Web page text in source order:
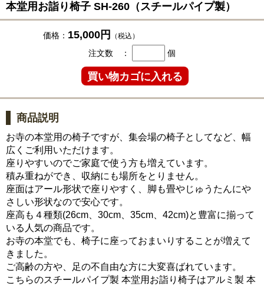
本堂用お詣り椅子 SH-260（スチールパイプ製）
価格： 15,000円 （税込）
注文数 ： 個
商品説明
お寺の本堂用の椅子ですが、集会場の椅子としてなど、幅
広くご利用いただけます。
座りやすいのでご家庭で使う方も増えています。
積み重ねができ、収納にも場所をとりません。
座面はアール形状で座りやすく、脚も畳やじゅうたんにや
さしい形状なので安心です。
座高も４種類(26cm、30cm、35cm、42cm)と豊富に揃って
いる人気の商品です。
お寺の本堂でも、椅子に座っておまいりすることが増えて
きました。
ご高齢の方や、足の不自由な方に大変喜ばれています。
こちらのスチールパイプ製 本堂用お詣り椅子はアルミ製 本